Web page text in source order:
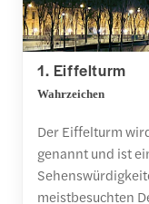
1. Eiffelturm
Wahrzeichen
Der Eiffelturm
genannt und ist
meistbesuchten